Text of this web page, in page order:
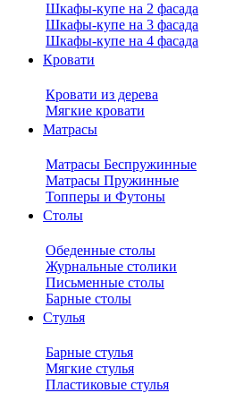
Шкафы-купе на 2 фасада
Шкафы-купе на 3 фасада
Шкафы-купе на 4 фасада
Кровати
Кровати из дерева
Мягкие кровати
Матрасы
Матрасы Беспружинные
Матрасы Пружинные
Топперы и Футоны
Столы
Обеденные столы
Журнальные столики
Письменные столы
Барные столы
Стулья
Барные стулья
Мягкие стулья
Пластиковые стулья